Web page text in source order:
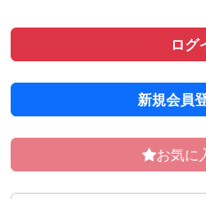
ログ
新規会員
お気に